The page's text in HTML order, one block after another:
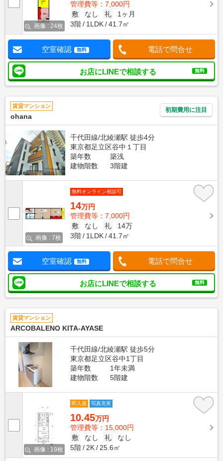
画像 : 24枚
管理費等：7,000円
敷
なし 礼
1ヶ月
3階
1LDK 41.7㎡
空室確認 無料 電話で問合せ
お店にLINEで相談する 無料
賃貸マンション
ohana
初期費用に注目
千代田線/北綾瀬駅 徒歩4分
東京都足立区谷中１丁目
築年数
築浅
建物階数
3階建
画像 : 7枚
無料オンライン相談可
14万円
管理費等：7,000円
敷
なし 礼
14万
3階
1LDK 41.7㎡
空室確認 無料 電話で問合せ
お店にLINEで相談する 無料
賃貸マンション
ARCOBALENO KITA-AYASE
千代田線/北綾瀬駅 徒歩5分
東京都足立区谷中1丁目
築年数
1年未満
建物階数
5階建
画像 : 19枚
即入居 写真充実
10.45万円
管理費等：15,000円
敷
なし 礼
なし
5階
2K 25.6㎡